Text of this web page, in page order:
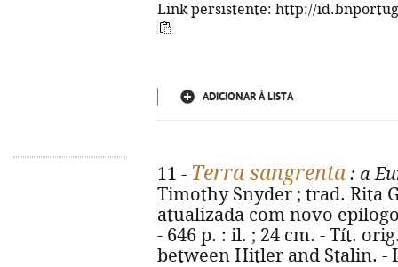
Link persistente: http://
ADICIONAR À LISTA
11 - Terra sangrenta : a
Timothy Snyder ; trad. Rita
atualizada com novo
- 646 p. : il. ; 24 cm. - Tít.
between Hitler and Stalin. -